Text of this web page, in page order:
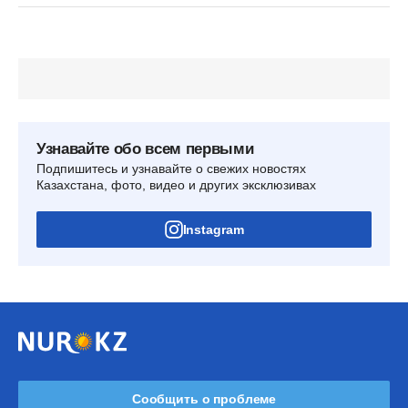
Узнавайте обо всем первыми
Подпишитесь и узнавайте о свежих новостях
Казахстана, фото, видео и других эксклюзивах
Instagram
Сообщить о проблеме